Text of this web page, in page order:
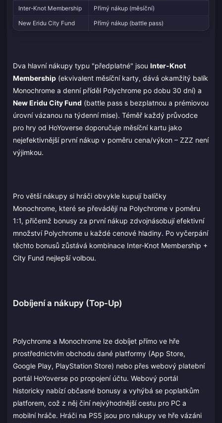
Inter-Knot Membership
Přímý nákup (měsíční)
New Eridu City Fund
Přímý nákup (battle pass)
Dva hlavní nákupy typu "předplatné" jsou Inter-Knot
Membership (ekvivalent měsíční karty, dává okamžitý balík
Monochrome a denní příděl Polychrome po dobu 30 dní) a
New Eridu City Fund (battle pass s bezplatnou a prémiovou
úrovní vázanou na týdenní mise). Téměř každý průvodce
pro hry od HoYoverse doporučuje měsíční kartu jako
nejefektivnější první nákup v poměru cena/výkon – ZZZ není
výjimkou.
Pro větší nákupy si hráči obvykle kupují balíčky
Monochrome, které se převádějí na Polychrome v poměru
1:1, přičemž bonusy za první nákup zdvojnásobují efektivní
množství Polychrome u každé cenové hladiny. Po vyčerpání
těchto bonusů zůstává kombinace Inter-Knot Membership +
City Fund nejlepší volbou.
Dobíjení a nákupy (Top-Up)
Polychrome a Monochrome lze dobíjet přímo ve hře
prostřednictvím obchodu dané platformy (App Store,
Google Play, PlayStation Store) nebo přes webový platební
portál HoYoverse po propojení účtu. Webový portál
historicky nabízí občasné bonusy a vyhýbá se poplatkům
platforem, což z něj činí nejvýhodnější cestu pro PC a
mobilní hráče. Hráči na PS5 jsou pro nákupy ve hře vázáni